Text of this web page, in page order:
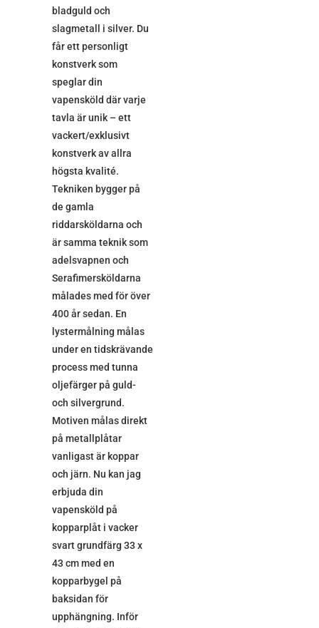
bladguld och
slagmetall i silver. Du
får ett personligt
konstverk som
speglar din
vapensköld där varje
tavla är unik – ett
vackert/exklusivt
konstverk av allra
högsta kvalité.
Tekniken bygger på
de gamla
riddarsköldarna och
är samma teknik som
adelsvapnen och
Serafimersköldarna
målades med för över
400 år sedan. En
lystermålning målas
under en tidskrävande
process med tunna
oljefärger på guld-
och silvergrund.
Motiven målas direkt
på metallplåtar
vanligast är koppar
och järn. Nu kan jag
erbjuda din
vapensköld på
kopparplåt i vacker
svart grundfärg 33 x
43 cm med en
kopparbygel på
baksidan för
upphängning. Inför